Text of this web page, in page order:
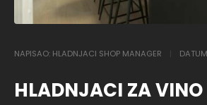
NAPISAO: HLADNJACI SHOP MANAGER
HLADNJACI ZA VINO